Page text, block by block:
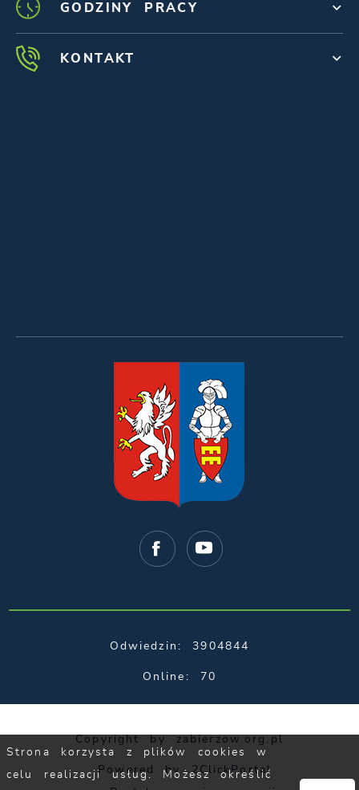
GODZINY PRACY
KONTAKT
Odwiedzin: 3904844
Online: 70
Copyright by zabierzow.org.pl
Powered by 2ClickPortal
Strona korzysta z plików cookies w
celu realizacji usług. Możesz określić